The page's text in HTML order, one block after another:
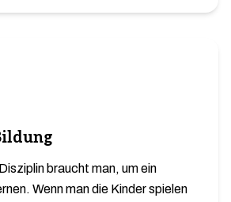
braucht man, um ein
Wenn man die Kinder spielen